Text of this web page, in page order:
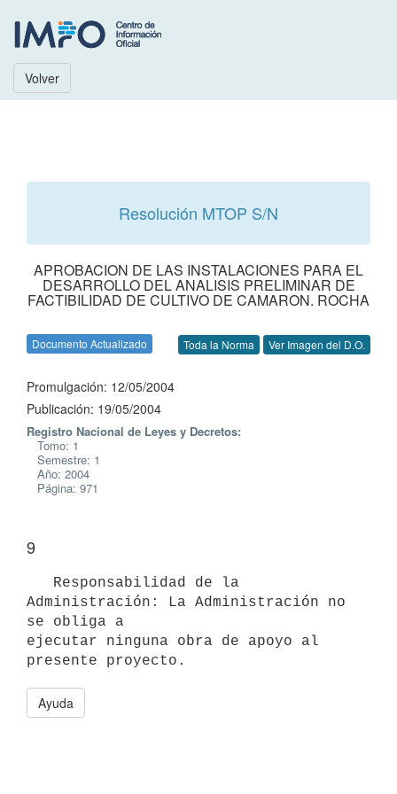
Volver
Resolución MTOP S/N
APROBACION DE LAS INSTALACIONES PARA EL
DESARROLLO DEL ANALISIS PRELIMINAR DE
FACTIBILIDAD DE CULTIVO DE CAMARON. ROCHA
Documento Actualizado Toda la Norma Ver Imagen del D.O.
Promulgación: 12/05/2004
Publicación: 19/05/2004
Registro Nacional de Leyes y Decretos:
Tomo: 1
Semestre: 1
Año: 2004
Página: 971
9
Administración: La Administración no
se obliga a
ejecutar ninguna obra de apoyo al
presente proyecto.
Ayuda